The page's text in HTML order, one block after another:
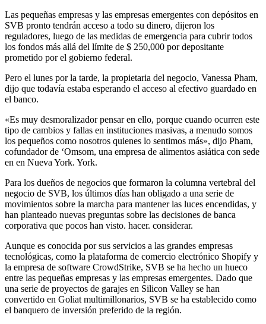
Las pequeñas empresas y las empresas emergentes con depósitos en
SVB pronto tendrán acceso a todo su dinero, dijeron los
reguladores, luego de las medidas de emergencia para cubrir todos
los fondos más allá del límite de $ 250,000 por depositante
prometido por el gobierno federal.
Pero el lunes por la tarde, la propietaria del negocio, Vanessa Pham,
dijo que todavía estaba esperando el acceso al efectivo guardado en
el banco.
«Es muy desmoralizador pensar en ello, porque cuando ocurren este
tipo de cambios y fallas en instituciones masivas, a menudo somos
los pequeños como nosotros quienes lo sentimos más», dijo Pham,
cofundador de ‘Omsom, una empresa de alimentos asiática con sede
en en Nueva York. York.
Para los dueños de negocios que formaron la columna vertebral del
negocio de SVB, los últimos días han obligado a una serie de
movimientos sobre la marcha para mantener las luces encendidas, y
han planteado nuevas preguntas sobre las decisiones de banca
corporativa que pocos han visto. hacer. considerar.
Aunque es conocida por sus servicios a las grandes empresas
tecnológicas, como la plataforma de comercio electrónico Shopify y
la empresa de software CrowdStrike, SVB se ha hecho un hueco
entre las pequeñas empresas y las empresas emergentes. Dado que
una serie de proyectos de garajes en Silicon Valley se han
convertido en Goliat multimillonarios, SVB se ha establecido como
el banquero de inversión preferido de la región.